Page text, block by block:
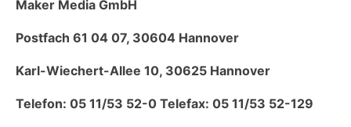
Maker Media GmbH
Postfach 61 04 07, 30604 Hannover
Karl-Wiechert-Allee 10, 30625 Hannover
Telefon: 05 11/53 52-0 Telefax: 05 11/53 52-129